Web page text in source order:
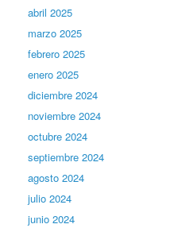
abril 2025
marzo 2025
febrero 2025
enero 2025
diciembre 2024
noviembre 2024
octubre 2024
septiembre 2024
agosto 2024
julio 2024
junio 2024